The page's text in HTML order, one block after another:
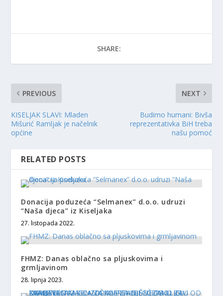
SHARE:
PREVIOUS
KISELJAK SLAVI: Mladen
Mišurić Ramljak je načelnik
općine
NEXT
Budimo humani: Bivša
reprezentativka BiH treba
našu pomoć
RELATED POSTS
Donacija poduzeća “Selmanex” d.o.o. udruzi
“Naša djeca” iz Kiseljaka
27. listopada 2022.
FHMZ: Danas oblačno sa pljuskovima i
grmljavinom
28. lipnja 2023.